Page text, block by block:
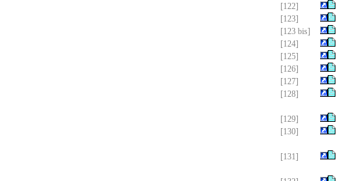
[122]
[123]
[123 bis]
[124]
[125]
[126]
[127]
[128]
[129]
[130]
[131]